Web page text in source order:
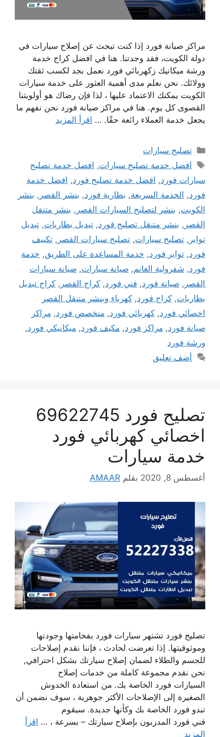
مراكز صيانة فورد إذا كنت تبحث عن إصلاح سيارات في
دولة الكويت، فقد وجدتنا. هنا في افضل كراج خدمة
ورشة ميكانيك زكهربائي فورد نعمل بجد لكسب ثقتك
وولائك. نحن نعلم مدى أهمية العثور على خدمة سيارات
الكويت يمكنك الاعتماد عليها ، لذا فإن رضاك ​​هو أولويتنا
القصوى كل يوم. هنا في مراكز صيانة فورد نحن نفهم ما
يجعل خدمة العملاء رائعة حقًا. … اقرأ المزيد
التصنيفات
تصليح سيارات
الوسوم
افضل خدمة تصليح سيارات, افضل خدمة تصليح
سيارات فورد, افضل خدمة تصليح فورد, افضل خدمة
فورد, الخدمة السريعة, بطارية فورد, بنشر القصر , بنشر
الكويت, بنشر لتصليح السيارات القصر , بنشر متنقل
القصر , بنشر متنقل تصليح فورد, تبديل بطاريات, تبديل
تواير , تصليح سيارات, تصليح سيارات القصر , تكييف
فورد, تواير فورد, خدمة المساعدة على الطريق, خدمة
فورد, شفرولية الغانم, صيانة سيارات, صيانة سيارات
القصر , صيانة فورد, فني فورد, كراج القصر , كراج تبديل
بطاريات, كراج فورد, كهرباء وبنشر متنقل القصر
اخصائي فورد, كهربائي فورد, متخصص فورد, مراكز
صيانة فورد, مراكز فورد, مكيف فورد, ميكانيكي فورد,
ورشة فورد
أضف تعليق
تصليح فورد 69622745
اخصائي كهربائي فورد
خدمة سيارات
أغسطس 8, 2020 بقلم AMAAR
تصليح فورد تشتهر سيارات فورد بفخامتها وجودتها
وموثوقيتها. إذا تعرضت لحادث ، فإننا نقدم إصلاحات
للجسم والطلاء لضمان إصلاح سيارتك بشكل احترافي,
نحن نقدم مجموعة كاملة من خدمات إصلاح
السيارات فورد الخاصة بك. من استعادة الخدوش
الصغيرة إلى الإصلاحات الأكثر جوهرية ، سوف نضمن أن
تبدو فورد الخاصة بك وكأنها جديدة. سيقوم
فني فورد المدربون بإصلاح سيارتك – بسرعة ، … اقرأ
المزيد